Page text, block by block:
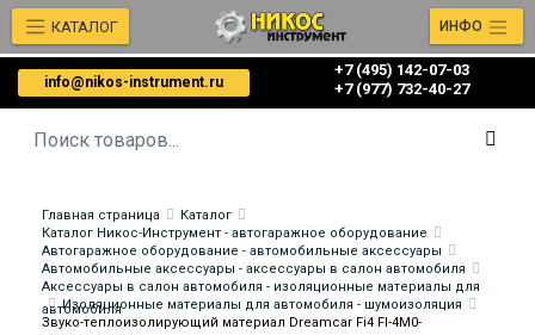
info@nikos-instrument.ru
+7 (495) 142-07-03
‎‎+7 (977) 732-40-27
КАТАЛОГ ИНФО
Главная страница
Каталог
Каталог Никос-Инструмент - автогаражное оборудование
Автогаражное оборудование - автомобильные аксессуары
Автомобильные аксессуары - аксессуары в салон автомобиля
Аксессуары в салон автомобиля - изоляционные материалы для
автомобиля
Изоляционные материалы для автомобиля - шумоизоляция
Звуко-теплоизолирующий материал Dreamcar Fi4 FI-4M0-